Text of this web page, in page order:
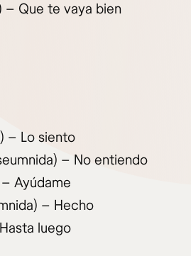
– Que te vaya bien
– Lo siento
– No entiendo
Ayúdame
– Hecho
luego